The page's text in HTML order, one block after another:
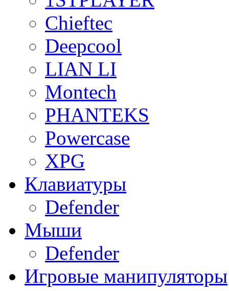
Chieftec
Deepcool
LIAN LI
Montech
PHANTEKS
Powercase
XPG
Клавиатуры
Defender
Мыши
Defender
Игровые манипуляторы